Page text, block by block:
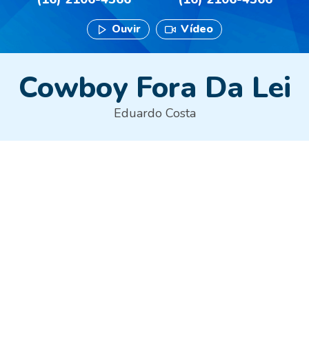
Ouvir Vídeo
Cowboy Fora Da Lei
Eduardo Costa